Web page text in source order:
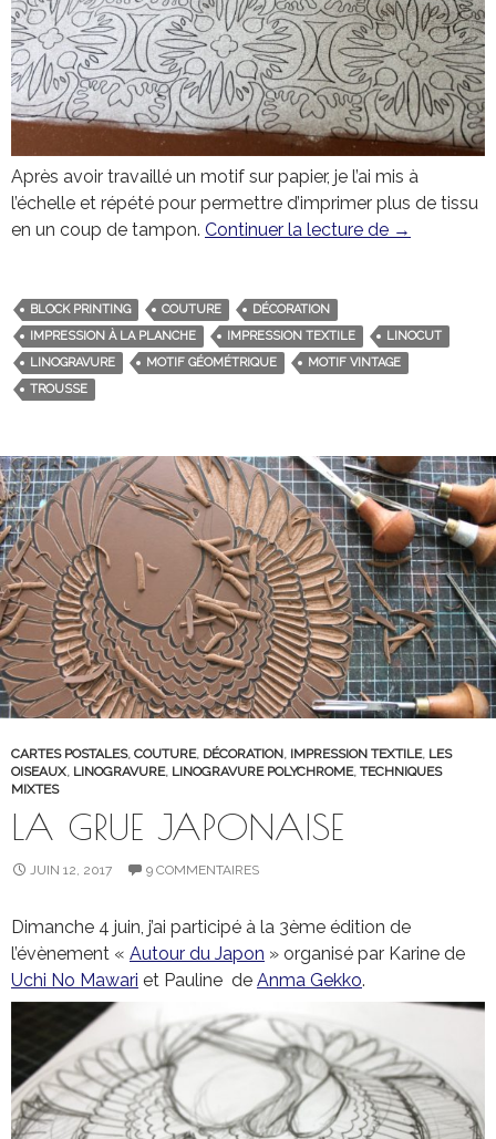
Après avoir travaillé un motif sur papier, je l’ai mis à
l’échelle et répété pour permettre d’imprimer plus de tissu
en un coup de tampon. Continuer la lecture de Motif
→
BLOCK PRINTING COUTURE
DÉCORATION
IMPRESSION À LA PLANCHE
IMPRESSION TEXTILE
LINOCUT
LINOGRAVURE
MOTIF GÉOMÉTRIQUE
MOTIF VINTAGE
TROUSSE
CARTES POSTALES, COUTURE, DÉCORATION, IMPRESSION TEXTILE, LES
OISEAUX, LINOGRAVURE, LINOGRAVURE POLYCHROME, TECHNIQUES
MIXTES
LA GRUE JAPONAISE
JUIN 12, 2017 9 COMMENTAIRES
Dimanche 4 juin, j’ai participé à la 3ème édition de
l’évènement « Autour du Japon » organisé par Karine de
Uchi No Mawari et Pauline de Anma Gekko.